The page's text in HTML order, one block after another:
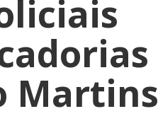
Martins